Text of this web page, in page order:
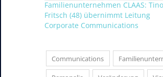
Familienunternehmen CLAAS: Tino
Fritsch (48) übernimmt Leitung
Corporate Communications
Communications